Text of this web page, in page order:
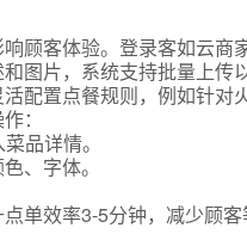
顾客体验。登录客如云
图片，系统支持批量上
配置点餐规则，例如针对
：
品详情。
、字体。
单效率3-5分钟，减少顾客